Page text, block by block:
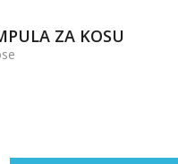
ZA KOSU